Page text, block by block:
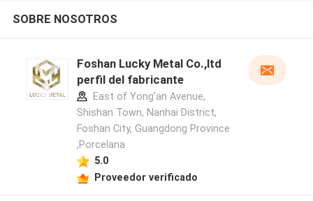
SOBRE NOSOTROS
Foshan Lucky Metal Co.,ltd
perfil del fabricante
East of Yong'an Avenue,
Shishan Town, Nanhai District,
Foshan City, Guangdong Province
,Porcelana
5.0
Proveedor verificado